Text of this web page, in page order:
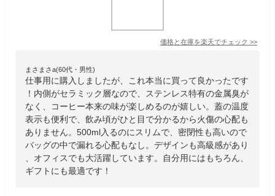
価格と在庫を楽天でチェック >>
まさまさa(60代・男性)
仕事用に購入しましたが、これ本当に買って良かったです
！内側がセラミック層なので、ステンレス特有の金属臭が
なく、コーヒー本来の味が楽しめるのが嬉しい。蓋の温度
表示も便利で、飲み頃がひと目で分かるから火傷の心配も
ありません。500ml入るのにスリムで、密閉性も高いので
バッグの中で漏れる心配もなし。デザインも高級感があり
、オフィスでも大活躍しています。自分用にはもちろん、
ギフトにも最適です！